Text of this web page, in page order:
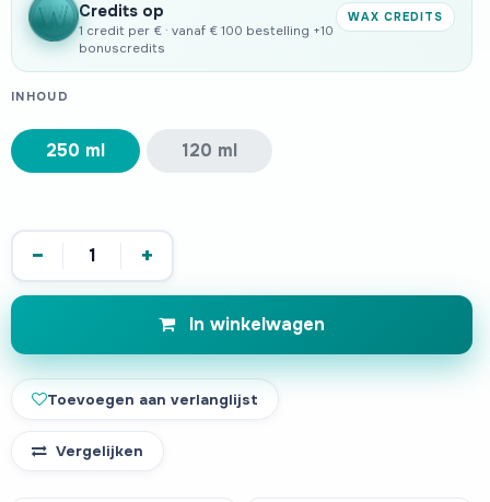
Credits op
1 credit per € · vanaf € 100 bestelling +10
bonuscredits
WAX CREDITS
INHOUD
250 ml 120 ml
− +
In winkelwagen
Toevoegen aan verlanglijst
Vergelijken